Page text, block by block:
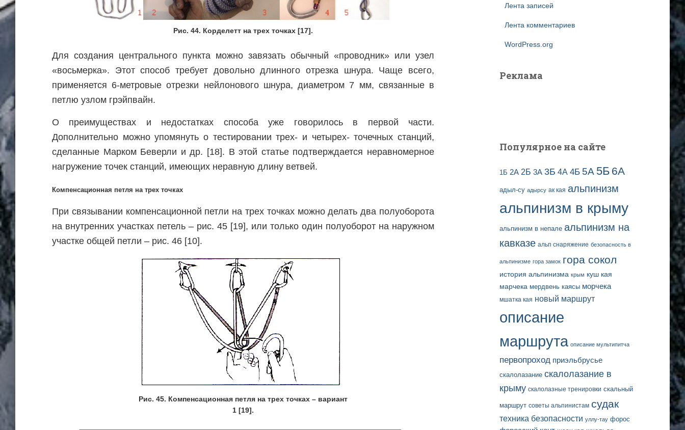
Рис. 44. Корделетт на трех точках [17].
Для создания центрального пункта можно завязать обычный «проводник» или узел
«восьмерка». Этот способ требует довольно длинного отрезка шнура. Чаще всего,
применяется 6-метровые отрезки нейлонового шнура, диаметром 7 мм, связанные в
петлю узлом грэйпвайн.
О преимуществах и недостатках способа уже говорилось в первой части.
Дополнительно можно упомянуть о тестировании трех- и четырех- точечных станций,
сделанные Марком Беверли и др. [18]. В этой статье подтверждается неравномерное
нагружение точек станций, имеющих неравную длину ветвей.
Компенсационная петля на трех точках
При связывании компенсационной петли на трех точках можно делать два полуоборота
на внутренних участках петель – рис. 45 [19], или только один полуоборот на наружном
участке общей петли – рис. 46 [10].
Рис. 45. Компенсационная петля на трех точках – вариант
1 [19].
Лента записей
Лента комментариев
WordPress.org
Реклама
Популярное на сайте
1Б 2А 2Б 3А 3Б 4А 4Б 5А 5Б 6А
адыл-су адырсу ак кая альпинизм
альпинизм в крыму
альпинизм в непале альпинизм на
кавказе альп снаряжение безопасность в
альпинизме гора замок гора сокол
история альпинизма крым куш кая
марчека мердвень каясы морчека
мшатка кая новый маршрут
описание
маршрута описание мультипитча
первопроход приэльбрусье
скалолазание скалолазание в
крыму скалолазные тренировки скальный
маршрут советы альпинистам судак
техника безопасности уллу-тау форос